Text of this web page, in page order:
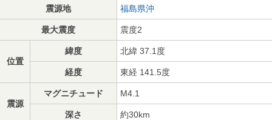
震源地 福島県沖
最大震度 震度2
位置
緯度 北緯 37.1度
経度 東経 141.5度
震源
マグニチュード M4.1
深さ 約30km